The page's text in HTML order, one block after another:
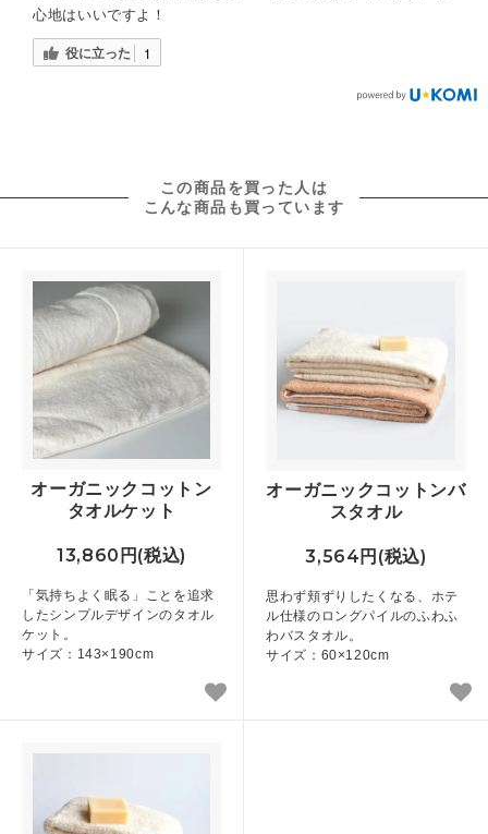
心地はいいですよ！
役に立った 1
この商品を買った人は
こんな商品も買っています
オーガニックコットン
タオルケット
13,860円(税込)
「気持ちよく眠る」ことを追求
したシンプルデザインのタオル
ケット。
サイズ：143×190cm
オーガニックコットンバ
スタオル
3,564円(税込)
思わず頬ずりしたくなる、ホテ
ル仕様のロングパイルのふわふ
わバスタオル。
サイズ：60×120cm